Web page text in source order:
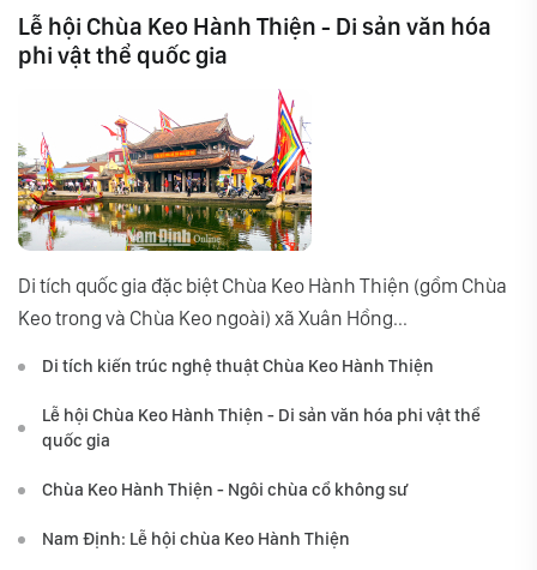
Lễ hội Chùa Keo Hành Thiện - Di sản văn hóa
phi vật thể quốc gia
Di tích quốc gia đặc biệt Chùa Keo Hành Thiện (gồm Chùa
Keo trong và Chùa Keo ngoài) xã Xuân Hồng...
Di tích kiến trúc nghệ thuật Chùa Keo Hành Thiện
Lễ hội Chùa Keo Hành Thiện - Di sản văn hóa phi vật thể
quốc gia
Chùa Keo Hành Thiện - Ngôi chùa cổ không sư
Nam Định: Lễ hội chùa Keo Hành Thiện